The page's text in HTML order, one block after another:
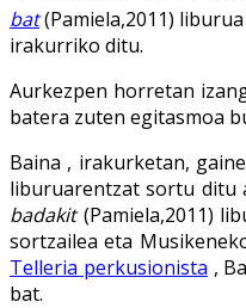
bat(Pamiela,2011)
irakurriko ditu.
Aurkezpen horretan
batera zuten egitasmoa
Baina , irakurketan,
liburuarentzat sortu ditu
badakit(Pamiela,2011)
sortzailea eta
Telleria perkusionista ,
bat.